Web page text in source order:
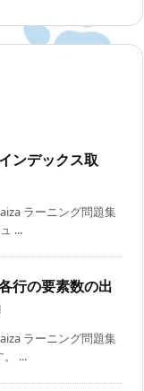
ンデックス取
ラーニング問題集
...
行の要素数の出
ラーニング問題集
。 ...